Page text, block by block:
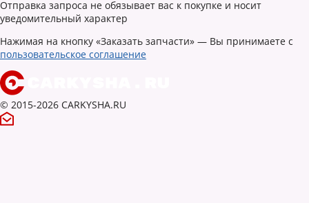
Отправка запроса не обязывает вас к покупке и носит
уведомительный характер
Нажимая на кнопку «Заказать запчасти» — Вы принимаете с
пользовательское соглашение
© 2015-2026 CARKYSHA.RU